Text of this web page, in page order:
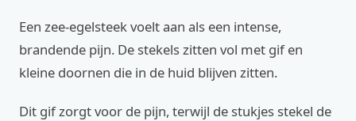
Een zee-egelsteek voelt aan als een intense,
brandende pijn. De stekels zitten vol met gif en
kleine doornen die in de huid blijven zitten.
Dit gif zorgt voor de pijn, terwijl de stukjes stekel de